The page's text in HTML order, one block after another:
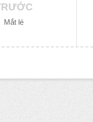
Mắt lé